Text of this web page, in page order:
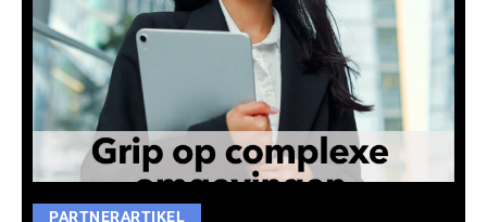
PARTNERARTIKEL